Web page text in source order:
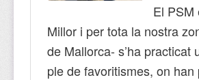
El PSM
Millor i per tota la nostra
de Mallorca- s’ha
ple de favoritismes, on